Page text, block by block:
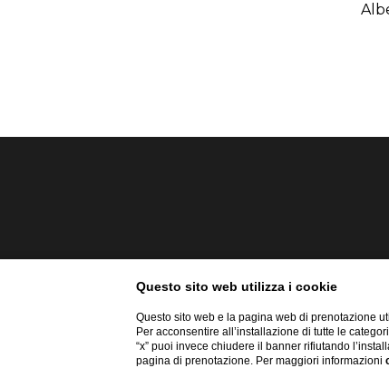
Questo sito web utilizza i cookie
Questo sito web e la pagina web di prenotazione
Per acconsentire all’installazione di tutte le
“x” puoi invece chiudere il banner rifiutando
pagina di prenotazione. Per maggiori informazioni